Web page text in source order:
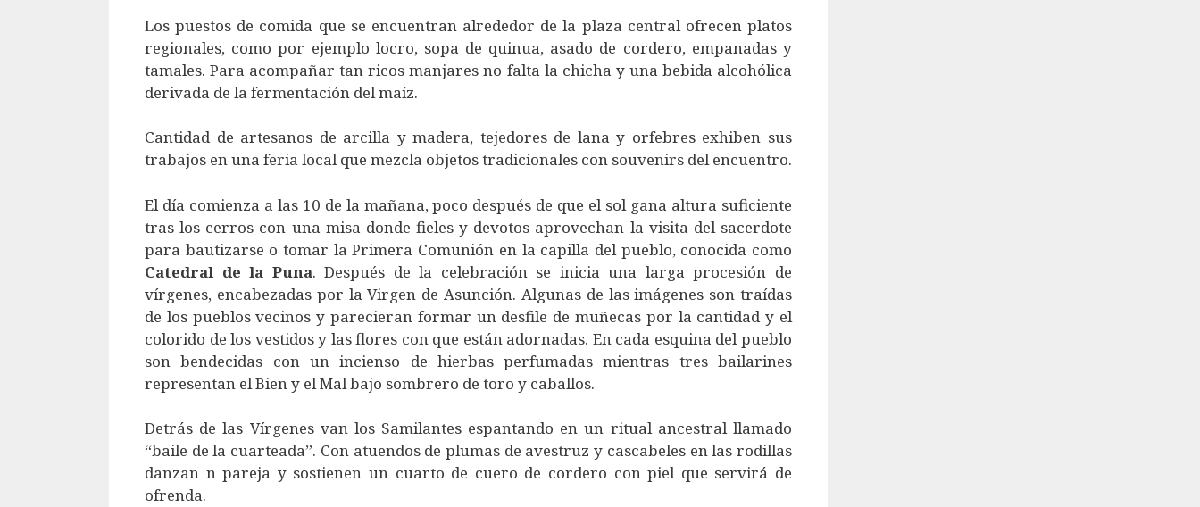
Los puestos de comida que se encuentran alrededor de la plaza central ofrecen platos
regionales, como por ejemplo locro, sopa de quinua, asado de cordero, empanadas y
tamales. Para acompañar tan ricos manjares no falta la chicha y una bebida alcohólica
derivada de la fermentación del maíz.
Cantidad de artesanos de arcilla y madera, tejedores de lana y orfebres exhiben sus
trabajos en una feria local que mezcla objetos tradicionales con souvenirs del encuentro.
El día comienza a las 10 de la mañana, poco después de que el sol gana altura suficiente
tras los cerros con una misa donde fieles y devotos aprovechan la visita del sacerdote
para bautizarse o tomar la Primera Comunión en la capilla del pueblo, conocida como
Catedral de la Puna. Después de la celebración se inicia una larga procesión de
vírgenes, encabezadas por la Virgen de Asunción. Algunas de las imágenes son traídas
de los pueblos vecinos y parecieran formar un desfile de muñecas por la cantidad y el
colorido de los vestidos y las flores con que están adornadas. En cada esquina del pueblo
son bendecidas con un incienso de hierbas perfumadas mientras tres bailarines
representan el Bien y el Mal bajo sombrero de toro y caballos.
Detrás de las Vírgenes van los Samilantes espantando en un ritual ancestral llamado
“baile de la cuarteada”. Con atuendos de plumas de avestruz y cascabeles en las rodillas
danzan n pareja y sostienen un cuarto de cuero de cordero con piel que servirá de
ofrenda.